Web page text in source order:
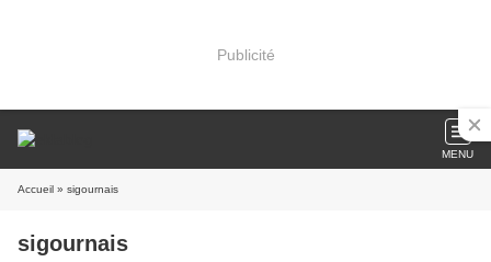
Publicité
MENU
Accueil » sigournais
sigournais